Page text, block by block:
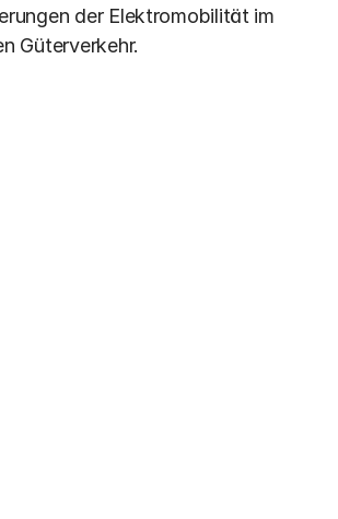
der Elektromobilität im
Güterverkehr.